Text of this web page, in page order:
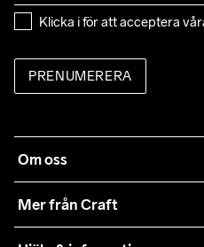
Klicka i för att acceptera
PRENUMERERA
Om oss
Mer från Craft